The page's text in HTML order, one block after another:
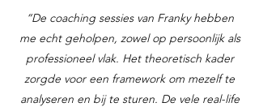
“De coaching sessies van Franky hebben
me echt geholpen, zowel op persoonlijk als
professioneel vlak. Het theoretisch kader
zorgde voor een framework om mezelf te
analyseren en bij te sturen. De vele real-life